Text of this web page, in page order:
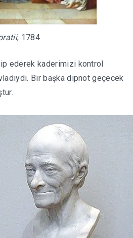
, 1784
ederek kaderimizi kontrol
Bir başka dipnot geçecek